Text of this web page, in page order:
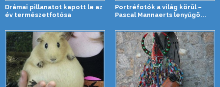
Drámai pillanatot kapott le az
év természetfotósa
Portréfotók a világ körül –
Pascal Mannaerts lenyűgö...